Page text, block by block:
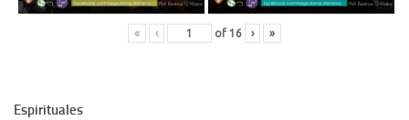
« ‹ of 16 › »
Espirituales